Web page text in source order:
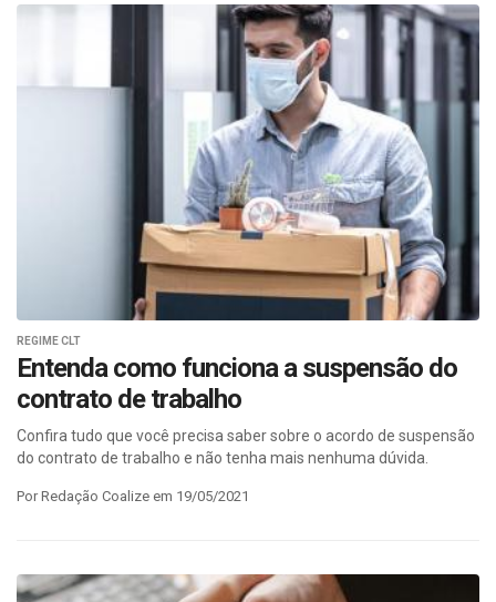
REGIME CLT
Entenda como funciona a suspensão do
contrato de trabalho
Confira tudo que você precisa saber sobre o acordo de suspensão
do contrato de trabalho e não tenha mais nenhuma dúvida.
Por Redação Coalize em 19/05/2021